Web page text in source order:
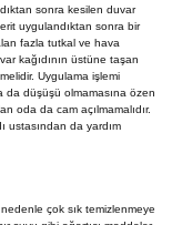
sonra kesilen duvar
uygulandıktan sonra bir
fazla tutkal ve hava
kağıdının üstüne taşan
Uygulama işlemi
da düşüşü olmamasına özen
oda da cam açılmamalıdır.
ustasından da yardım
çok sık temizlenmeye